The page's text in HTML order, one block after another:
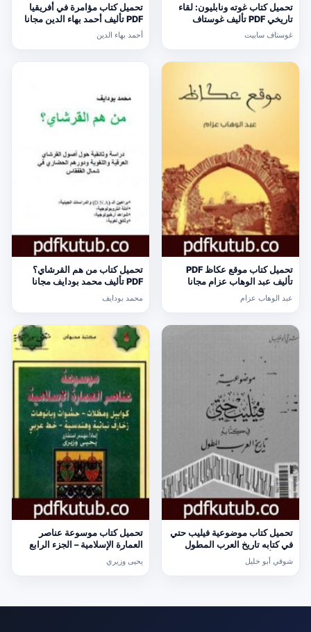
تحميل كتاب غوته ونابليون: لقاء
تاريخي PDF تأليف غوستاف
سابيت مجانا [كامل]
غوستاف سابيت
تحميل كتاب مؤامرة في أفريقيا
PDF تأليف أحمد بهاء الدين مجانا
[كامل]
أحمد بهاء الدين
تحميل كتاب موقع عكاظ PDF
تأليف عبد الوهاب عزام مجانا
[كامل]
عبد الوهاب عزام
تحميل كتاب من هم القرشاي؟
PDF تأليف محمد بودايف مجانا
محمد بودايف
تحميل كتاب موضوعية فيليب حتي
في كتابه تاريخ العرب المطول
PDF تأليف شوقي أبو خليل مجانا
[كامل]
شوقي أبو خليل
تحميل كتاب موسوعة عناصر
العمارة الإسلامية – الجزء الرابع
[كامل]
يحيى وزيري